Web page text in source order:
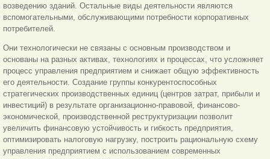
возведению зданий. Остальные виды деятельности являются
вспомогательными, обслуживающими потребности корпоративных
потребителей.
Они технологически не связаны с основным производством и
основаны на разных активах, технологиях и процессах, что усложняет
процесс управления предприятием и снижает общую эффективность
его деятельности. Создание группы конкурентоспособных
стратегических производственных единиц (центров затрат, прибыли и
инвестиций) в результате организационно-правовой, финансово-
экономической, производственной реструктуризации позволит
увеличить финансовую устойчивость и гибкость предприятия,
оптимизировать налоговую нагрузку, построить рациональную схему
управления предприятием с использованием современных